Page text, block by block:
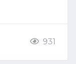
931